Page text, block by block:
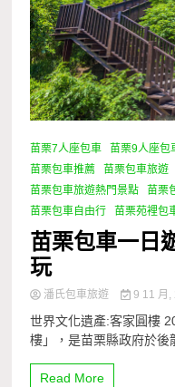
苗栗7人座包車 苗栗9人座包
苗栗包車推薦
苗栗包車旅遊
苗栗包車旅遊熱門景點
苗栗
苗栗包車自由行
苗栗苑裡包
苗栗包車一日
玩
潘氏包車旅遊 9 11 月,
世界文化遺產:客家圓樓
樓」，是苗栗縣政府於
Read More